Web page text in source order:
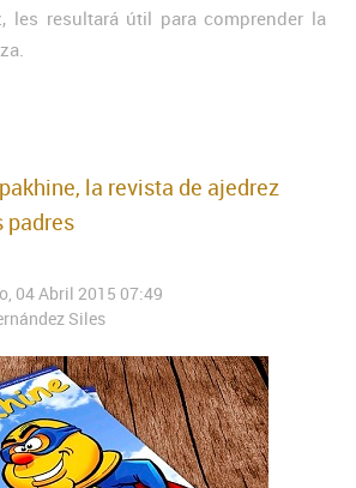
les resultará útil para comprender la
la revista de ajedrez
padres
04 Abril 2015 07:49
Siles